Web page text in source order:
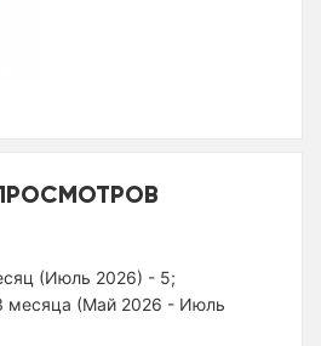
(Июль 2026) - 5;
месяца (Май 2026 - Июль